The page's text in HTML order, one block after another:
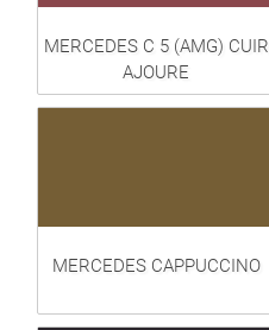
MERCEDES C 5 (AMG) CUIR
AJOURE
MERCEDES CAPPUCCINO